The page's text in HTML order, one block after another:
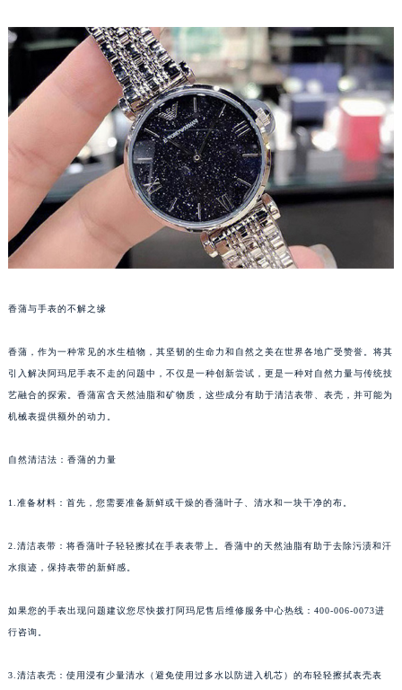
香蒲与手表的不解之缘
香蒲，作为一种常见的水生植物，其坚韧的生命力和自然之美在世界各地广受赞誉。将其
引入解决阿玛尼手表不走的问题中，不仅是一种创新尝试，更是一种对自然力量与传统技
艺融合的探索。香蒲富含天然油脂和矿物质，这些成分有助于清洁表带、表壳，并可能为
机械表提供额外的动力。
自然清洁法：香蒲的力量
1.准备材料：首先，您需要准备新鲜或干燥的香蒲叶子、清水和一块干净的布。
2.清洁表带：将香蒲叶子轻轻擦拭在手表表带上。香蒲中的天然油脂有助于去除污渍和汗
水痕迹，保持表带的新鲜感。
如果您的手表出现问题建议您尽快拨打阿玛尼售后维修服务中心热线：400-006-0073进
行咨询。
3.清洁表壳：使用浸有少量清水（避免使用过多水以防进入机芯）的布轻轻擦拭表壳表